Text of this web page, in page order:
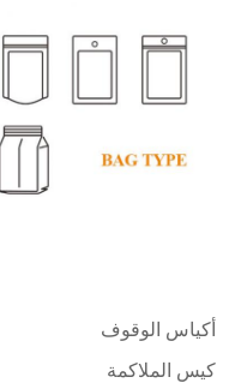
أكياس الوقوف
كيس الملاكمة